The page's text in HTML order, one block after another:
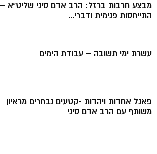
מבצע חרבות ברזל: הרב אדם סיני שליט”א –
התייחסות פנימית ודברי...
עשרת ימי תשובה – עבודת הימים
פאנל אחדות ויהדות -קטעים נבחרים מראיון
משותף עם הרב אדם סיני